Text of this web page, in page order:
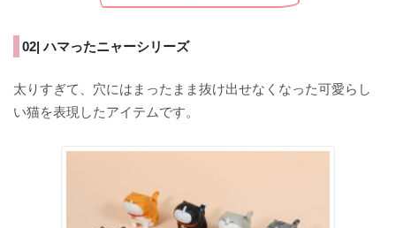
02| ハマったニャーシリーズ
太りすぎて、穴にはまったまま抜け出せなくなった可愛らし
い猫を表現したアイテムです。